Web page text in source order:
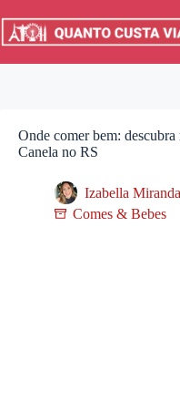
para
Onde comer bem:
Canela no RS
Izabella Miranda
Comes & Bebes